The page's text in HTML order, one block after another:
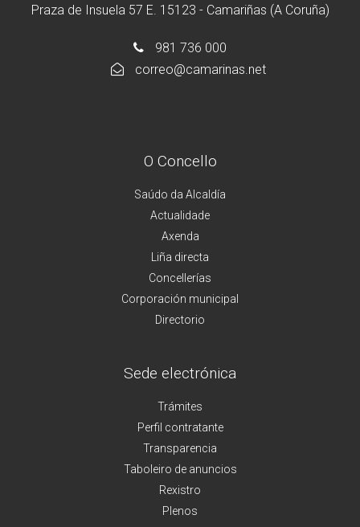
Praza de Insuela 57 E. 15123 - Camariñas (A Coruña)
981 736 000
correo@camarinas.net
O Concello
Saúdo da Alcaldía
Actualidade
Axenda
Liña directa
Concellerías
Corporación municipal
Directorio
Sede electrónica
Trámites
Perfil contratante
Transparencia
Taboleiro de anuncios
Rexistro
Plenos